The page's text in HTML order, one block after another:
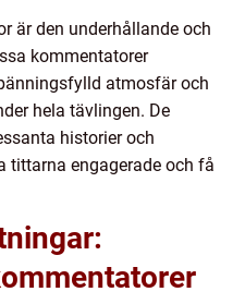
är den underhållande och
kommentatorer
atmosfär och
hela tävlingen. De
historier och
tittarna engagerade och få